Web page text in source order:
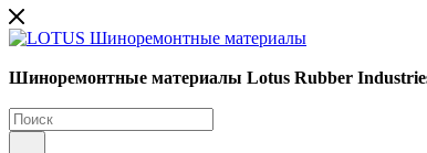
Шиноремонтные материалы Lotus Rubber